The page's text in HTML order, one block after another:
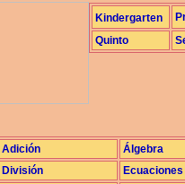
Kindergarten
Quinto
Adición
Álgebra
División
Ecuaciones